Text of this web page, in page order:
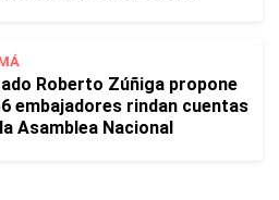
Roberto Zúñiga propone
embajadores rindan cuentas
Asamblea Nacional